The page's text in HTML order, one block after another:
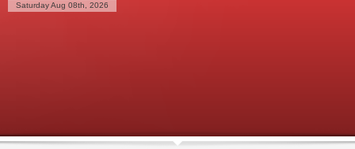
Saturday Aug 08th, 2026